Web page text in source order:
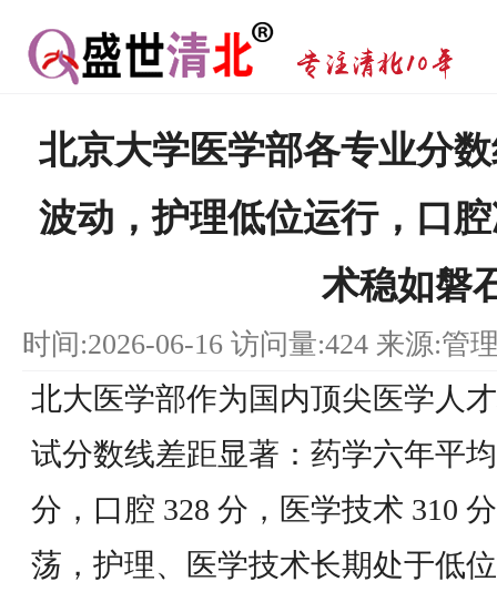
北京大学医学部各专业分
波动，护理低位运行，口
术稳如磐
时间:2026-06-16 访问量:424 来源:管
北大医学部作为国内顶尖医学人
试分数线差距显著：药学六年平
分，口腔 328 分，医学技术 310
荡，护理、医学技术长期处于低